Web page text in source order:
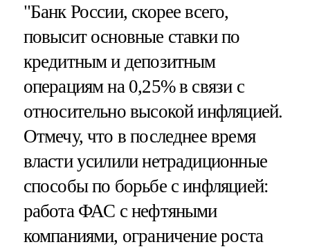
"Банк России, скорее всего,
повысит основные ставки по
кредитным и депозитным
операциям на 0,25% в связи с
относительно высокой инфляцией.
Отмечу, что в последнее время
власти усилили нетрадиционные
способы по борьбе с инфляцией:
работа ФАС с нефтяными
компаниями, ограничение роста